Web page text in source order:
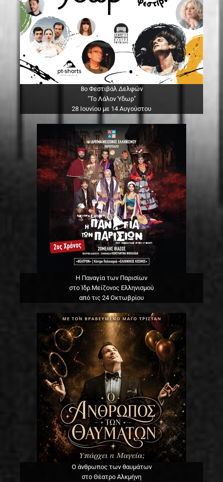
8ο Φεστιβάλ Δελφών
"Το Λάλον Ύδωρ"
28 Ιουνίου με 14 Αυγούστου
Η Παναγία των Παρισίων
στο Ίδρ.Μείζονος Ελληνισμού
από τις 24 Οκτωβρίου
Ο άνθρωπος των θαυμάτων
στο Θέατρο Αλκμήνη